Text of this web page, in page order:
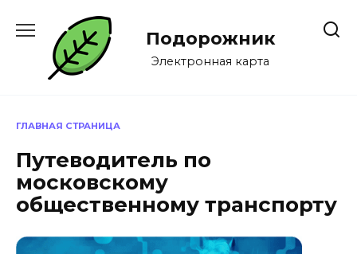
содержанию
Подорожник
Электронная карта
ГЛАВНАЯ СТРАНИЦА
Путеводитель по
московскому
общественному транспорту